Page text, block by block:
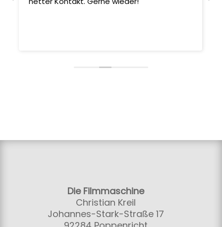
Die Filmmaschine
Christian Kreil
Johannes-Stark-Straße 17